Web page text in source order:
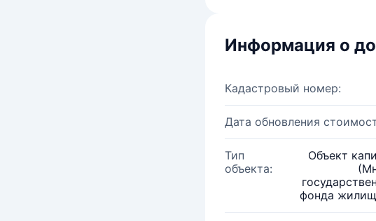
Информация о
Кадастровый номер:
Дата обновления
Тип
объекта:
Объект
фонда